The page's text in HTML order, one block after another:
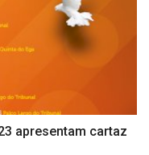
apresentam cartaz